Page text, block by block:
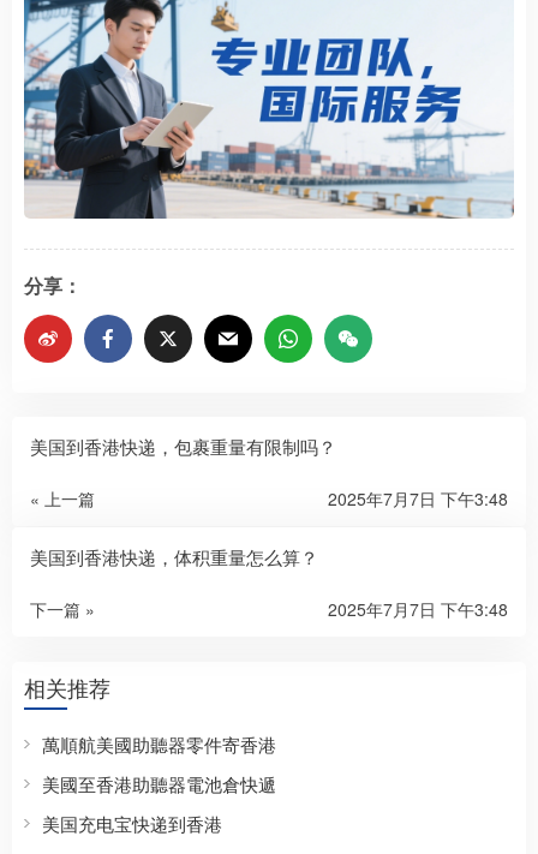
分享：
美国到香港快递，包裹重量有限制吗？
« 上一篇 2025年7月7日 下午3:48
美国到香港快递，体积重量怎么算？
下一篇 » 2025年7月7日 下午3:48
相关推荐
萬順航美國助聽器零件寄香港
美國至香港助聽器電池倉快遞
美国充电宝快递到香港